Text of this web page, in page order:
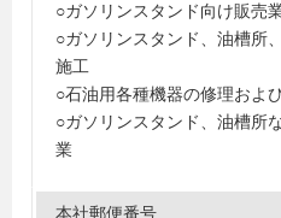
○ガソリンスタンド向け販売
○ガソリンスタンド、油槽所
施工
○石油用各種機器の修理およ
○ガソリンスタンド、油槽所
業
本社郵便番号